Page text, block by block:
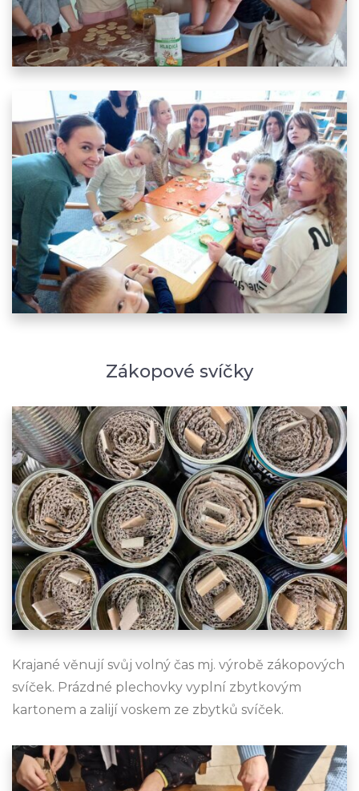
Zákopové svíčky
Krajané věnují svůj volný čas mj. výrobě zákopových
svíček. Prázdné plechovky vyplní zbytkovým
kartonem a zalijí voskem ze zbytků svíček.